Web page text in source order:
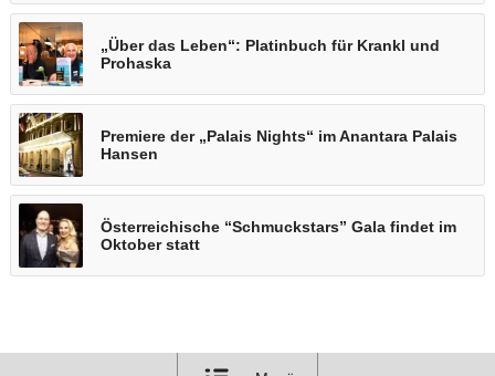
„Über das Leben“: Platinbuch für Krankl und
Prohaska
Premiere der „Palais Nights“ im Anantara Palais
Hansen
Österreichische “Schmuckstars” Gala findet im
Oktober statt